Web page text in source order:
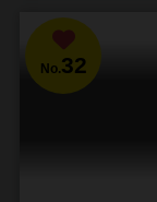
No.32